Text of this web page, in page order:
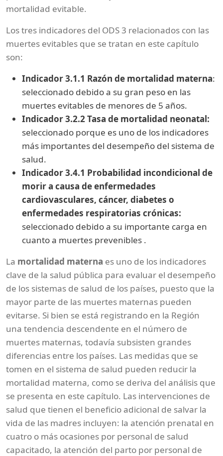
mortalidad evitable.
Los tres indicadores del ODS 3 relacionados con las
muertes evitables que se tratan en este capítulo
son:
Indicador 3.1.1 Razón de mortalidad materna:
seleccionado debido a su gran peso en las
muertes evitables de menores de 5 años.
Indicador 3.2.2 Tasa de mortalidad neonatal:
seleccionado porque es uno de los indicadores
más importantes del desempeño del sistema de
salud.
Indicador 3.4.1 Probabilidad incondicional de
morir a causa de enfermedades
cardiovasculares, cáncer, diabetes o
enfermedades respiratorias crónicas:
seleccionado debido a su importante carga en
cuanto a muertes prevenibles .
La mortalidad materna es uno de los indicadores
clave de la salud pública para evaluar el desempeño
de los sistemas de salud de los países, puesto que la
mayor parte de las muertes maternas pueden
evitarse. Si bien se está registrando en la Región
una tendencia descendente en el número de
muertes maternas, todavía subsisten grandes
diferencias entre los países. Las medidas que se
tomen en el sistema de salud pueden reducir la
mortalidad materna, como se deriva del análisis que
se presenta en este capítulo. Las intervenciones de
salud que tienen el beneficio adicional de salvar la
vida de las madres incluyen: la atención prenatal en
cuatro o más ocasiones por personal de salud
capacitado, la atención del parto por personal de